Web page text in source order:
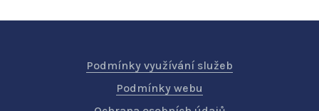
Podmínky využívání služeb
Podmínky webu